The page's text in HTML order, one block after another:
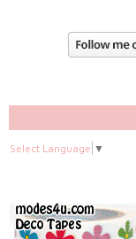
Select Language ▼